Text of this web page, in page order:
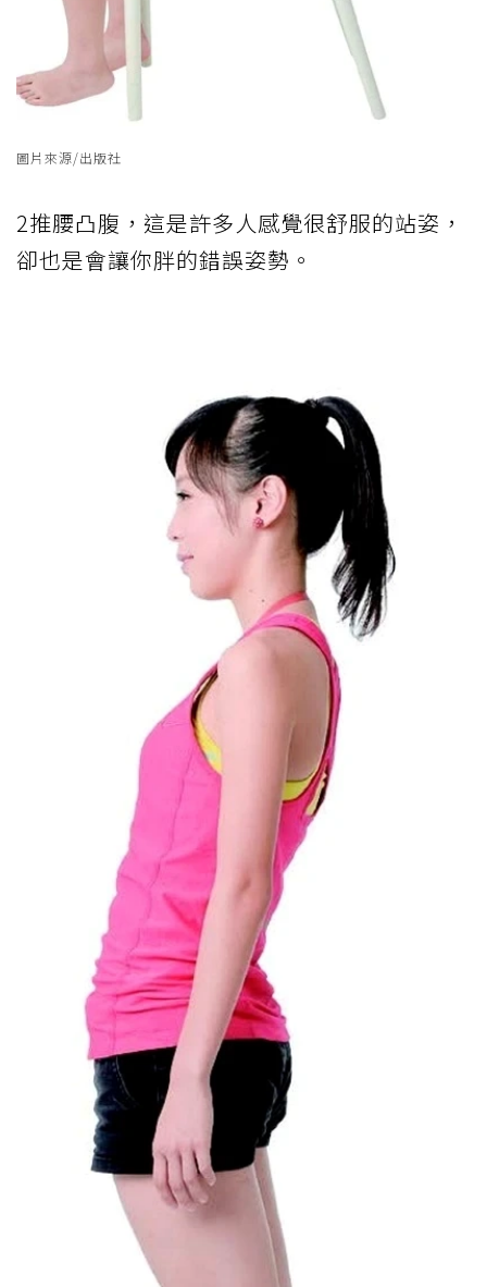
圖片來源/出版社
2推腰凸腹，這是許多人感覺很舒服的站姿，
卻也是會讓你胖的錯誤姿勢。